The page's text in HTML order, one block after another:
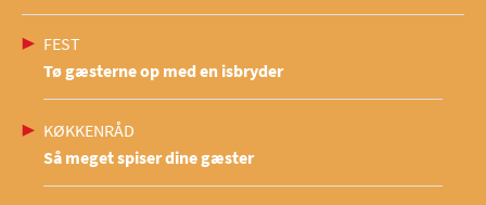
FEST
Tø gæsterne op med en isbryder
KØKKENRÅD
Så meget spiser dine gæster